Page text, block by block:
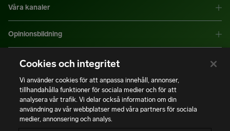
Våra kanaler
Opinionsbildning
Mer information
Copyright © Installatörsföretagen. Alla rättigheter förbehålls.
Integritetspolicy | Användning av cookies | Bli medlem
Cookies och integritet
Vi använder cookies för att anpassa innehåll, annonser,
tillhandahålla funktioner för sociala medier och för att
analysera vår trafik. Vi delar också information om din
användning av vår webbplatser med våra partners för sociala
medier, annonsering och analys.